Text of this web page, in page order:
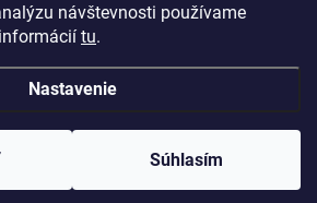
návštevnosti používame
tu.
Nastavenie
Súhlasím
Vytvoril Shoptet
. Všetky práva vyhradené. | Upraviť nastavenie